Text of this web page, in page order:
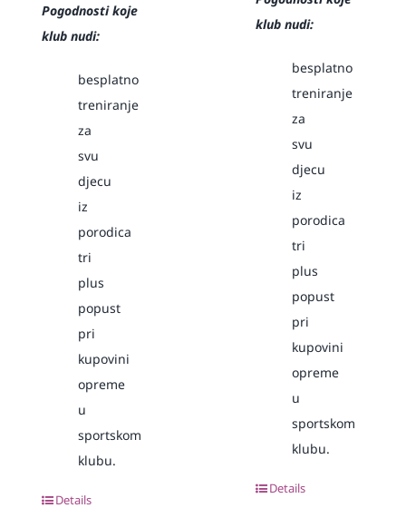
Pogodnosti koje
klub nudi:
besplatno
treniranje
za
svu
djecu
iz
porodica
tri
plus
popust
pri
kupovini
opreme
u
sportskom
klubu.
Details
klub nudi:
besplatno
treniranje
za
svu
djecu
iz
porodica
tri
plus
popust
pri
kupovini
opreme
u
sportskom
klubu.
Details